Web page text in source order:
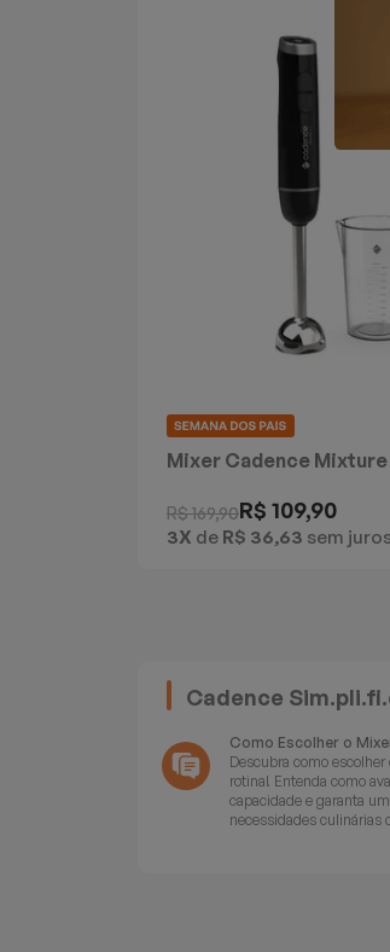
Mixer Cadence Mixture
R$ 169,90R$ 109,90
3X de R$ 36,63 sem
Cadence
Como Escolher o
Descubra como
rotina! Entenda como
capacidade e garanta
necessidades culinárias